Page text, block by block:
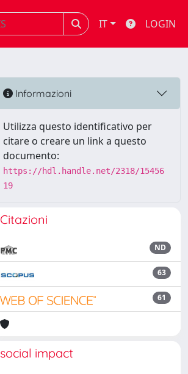
IT LOGIN
Informazioni
Utilizza questo identificativo per
citare o creare un link a questo
documento:
https://hdl.handle.net/2318/15456
19
Citazioni
ND
63
61
social impact